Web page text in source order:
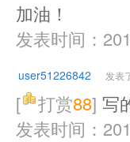
加油！
发表时间：
user51226842 发表
[ 打赏88] 写
发表时间：